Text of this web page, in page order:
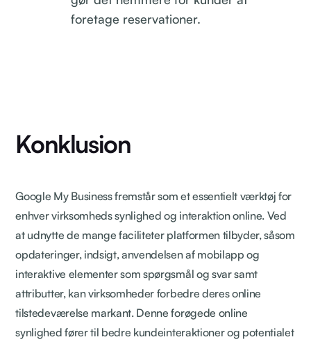
foretage reservationer.
Konklusion
Google My Business fremstår som et essentielt værktøj for
enhver virksomheds synlighed og interaktion online. Ved
at udnytte de mange faciliteter platformen tilbyder, såsom
opdateringer, indsigt, anvendelsen af mobilapp og
interaktive elementer som spørgsmål og svar samt
attributter, kan virksomheder forbedre deres online
tilstedeværelse markant. Denne forøgede online
synlighed fører til bedre kundeinteraktioner og potentialet